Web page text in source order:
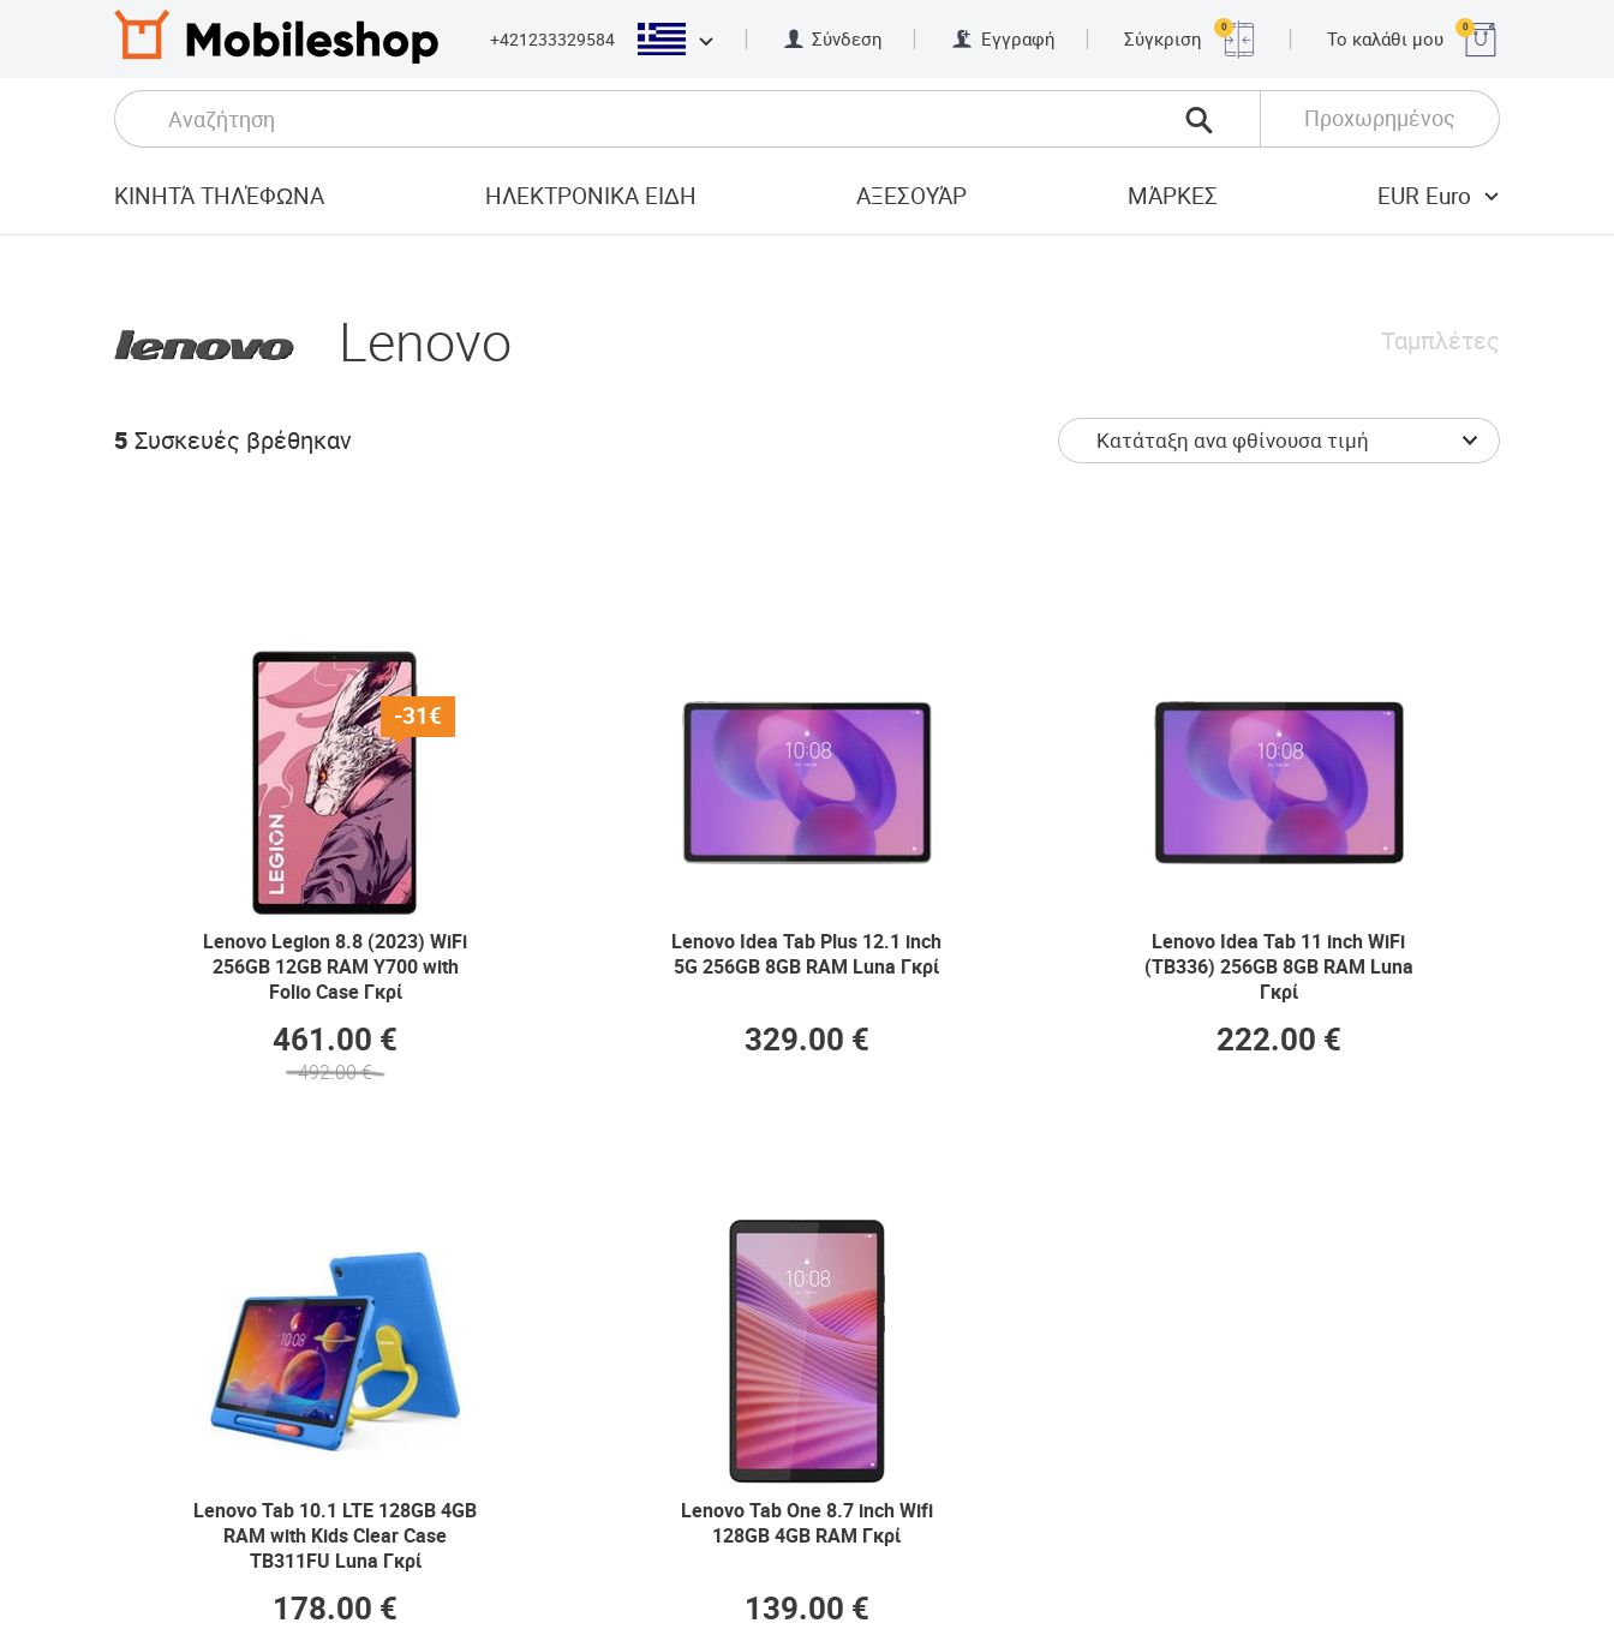
+421233329584 Σύνδεση Εγγραφή Σύγκριση
0
Το καλάθι μου
0
Προχωρημένος
ΚΙΝΗΤΆ ΤΗΛΈΦΩΝΑ ΗΛΕΚΤΡΟΝΙΚΑ ΕΙΔΗ ΑΞΕΣΟΥΆΡ ΜΆΡΚΕΣ EUR Euro
Lenovo Ταμπλέτες
5 Συσκευές βρέθηκαν
-31€
Lenovo Legion 8.8 (2023) WiFi
256GB 12GB RAM Y700 with
Folio Case Γκρί
461.00 €
492.00 €
Lenovo Idea Tab Plus 12.1 inch
5G 256GB 8GB RAM Luna Γκρί
329.00 €
Lenovo Idea Tab 11 inch WiFi
(TB336) 256GB 8GB RAM Luna
Γκρί
222.00 €
Lenovo Tab 10.1 LTE 128GB 4GB
RAM with Kids Clear Case
TB311FU Luna Γκρί
178.00 €
Lenovo Tab One 8.7 inch Wifi
128GB 4GB RAM Γκρί
139.00 €